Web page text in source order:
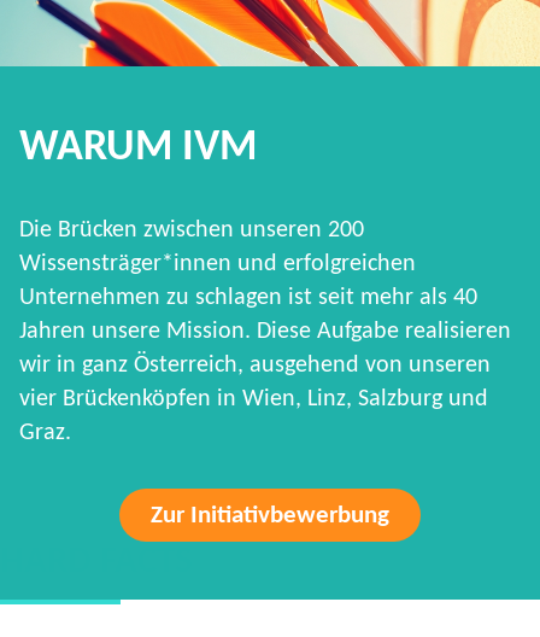
WARUM IVM
Die Brücken zwischen unseren 200
Wissensträger*innen und erfolgreichen
Unternehmen zu schlagen ist seit mehr als 40
Jahren unsere Mission. Diese Aufgabe realisieren
wir in ganz Österreich, ausgehend von unseren
vier Brückenköpfen in Wien, Linz, Salzburg und
Graz.
Zur Initiativbewerbung